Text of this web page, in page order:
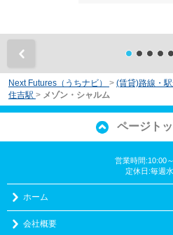
Next Futures（うちナビ） > (賃貸)路線・
住吉駅 > メゾン・シャルム
ページト
営業時間:10:00
定休日:毎週
ホーム
会社概要